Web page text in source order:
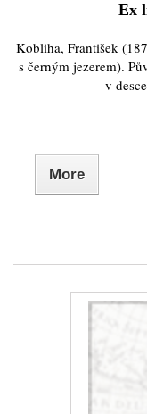
Ex
Kobliha, František
s černým jezerem).
v
More